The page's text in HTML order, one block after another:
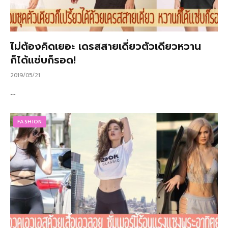
ไม่ต้องคิดเยอะ เดรสสายเดี่ยวตัวเดียวหวาน
ก็ได้แซ่บก็รอด!
2019/05/21
…
FASHION